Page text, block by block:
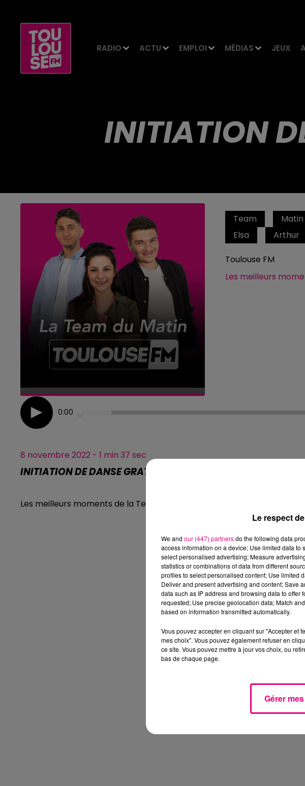
RADIO ACTU EMPLOI MÉDIAS JEUX
INITIATION
Team Matin
Elsa
Arthur
Toulouse FM
Les meilleurs
0:00
8 novembre 2022 - 1 min 37 sec
INITIATION DE DANSE GRATUITE
Les meilleurs moments de la Team du Matin
Le respect
We and our (447) partnersdo the following data
access information on a device; Use limited data
select personalised advertising; Measure
statistics or combinations of data from different
profiles to select personalised content; Use limited
Deliver and present advertising and content; Save
data such as IP address and browsing data to
requested; Use precise geolocation data; Match
based on information transmitted automatically.
Vous pouvez accepter en cliquant sur "Accepter et
mes choix". Vous pouvez également refuser en
ce site. Vous pouvez mettre à jour vos choix, ou
bas de chaque page.
Gérer